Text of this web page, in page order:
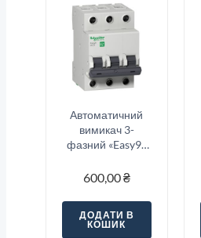
Автоматичний
вимикач 3-
фазний «Easy9»
«C»
600,00₴
ДОДАТИ В
КОШИК